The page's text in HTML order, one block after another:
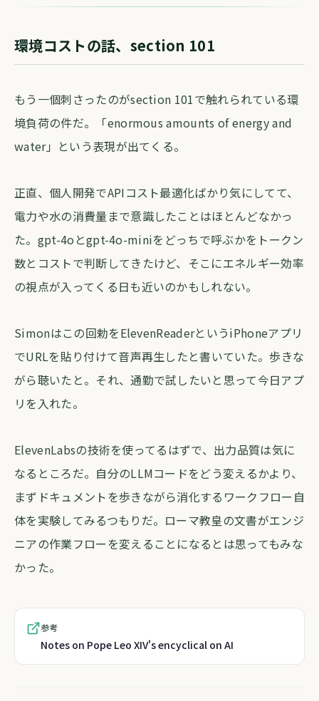
環境コストの話、section 101
もう一個刺さったのがsection 101で触れられている環
境負荷の件だ。「enormous amounts of energy and
water」という表現が出てくる。
正直、個人開発でAPIコスト最適化ばかり気にしてて、
電力や水の消費量まで意識したことはほとんどなかっ
た。gpt-4oとgpt-4o-miniをどっちで呼ぶかをトークン
数とコストで判断してきたけど、そこにエネルギー効率
の視点が入ってくる日も近いのかもしれない。
Simonはこの回勅をElevenReaderというiPhoneアプリ
でURLを貼り付けて音声再生したと書いていた。歩きな
がら聴いたと。それ、通勤で試したいと思って今日アプ
リを入れた。
ElevenLabsの技術を使ってるはずで、出力品質は気に
なるところだ。自分のLLMコードをどう変えるかより、
まずドキュメントを歩きながら消化するワークフロー自
体を実験してみるつもりだ。ローマ教皇の文書がエンジ
ニアの作業フローを変えることになるとは思ってもみな
かった。
参考
Notes on Pope Leo XIV's encyclical on AI